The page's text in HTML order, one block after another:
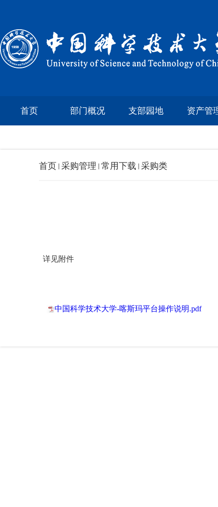
首页 部门概况 支部园地 资产管
首页 采购管理 常用下载 采购类
详见附件
中国科学技术大学-喀斯玛平台操作说明.pdf